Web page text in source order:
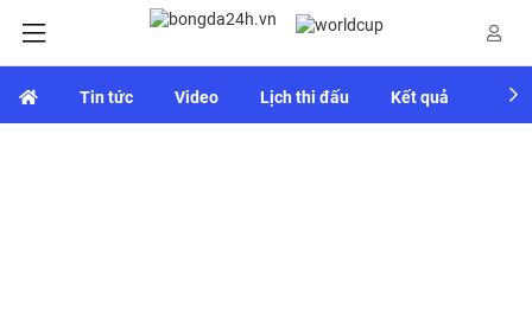
Tin tức Video Lịch thi đấu Kết quả